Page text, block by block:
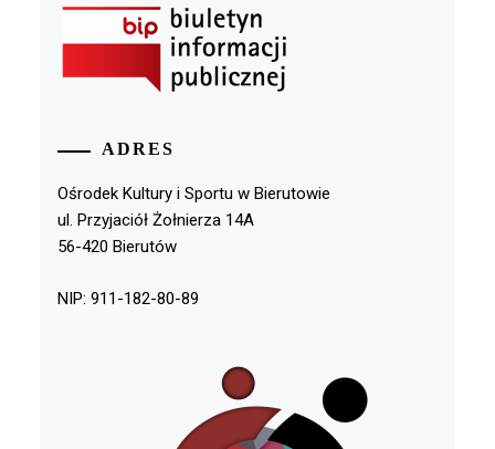
ADRES
Ośrodek Kultury i Sportu w Bierutowie
ul. Przyjaciół Żołnierza 14A
56-420 Bierutów
NIP: 911-182-80-89